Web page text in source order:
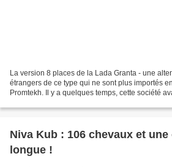
La version 8 places de la Lada Granta - une
étrangers de ce type qui ne sont plus importés
Promtekh. Il y a quelques temps, cette société
Niva Kub : 106 chevaux et
longue !